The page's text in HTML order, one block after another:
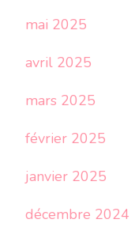
mai 2025
avril 2025
mars 2025
février 2025
janvier 2025
décembre 2024